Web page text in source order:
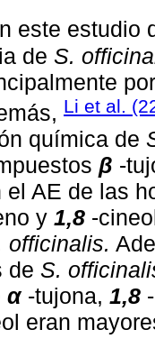
este estudio
de S.
Li et al.
química de
β -
el AE de las
y 1,8 -
officinalis.
de S.
α -tujona, 1,8
eran